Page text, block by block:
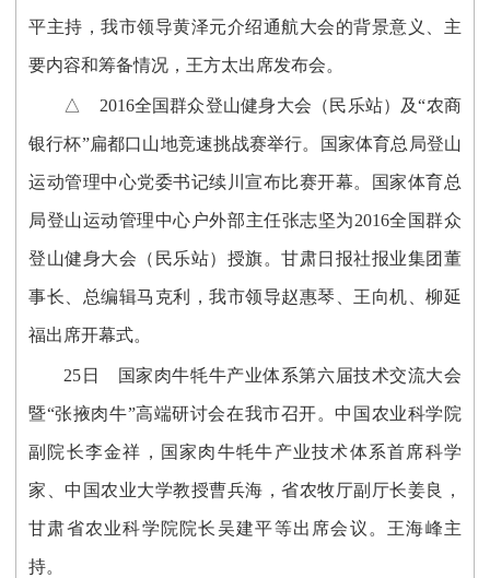
平主持，我市领导黄泽元介绍通航大会的背景意义、主
要内容和筹备情况，王方太出席发布会。
△ 2016全国群众登山健身大会（民乐站）及“农商
银行杯”扁都口山地竞速挑战赛举行。国家体育总局登山
运动管理中心党委书记续川宣布比赛开幕。国家体育总
局登山运动管理中心户外部主任张志坚为2016全国群众
登山健身大会（民乐站）授旗。甘肃日报社报业集团董
事长、总编辑马克利，我市领导赵惠琴、王向机、柳延
福出席开幕式。
25日 国家肉牛牦牛产业体系第六届技术交流大会
暨“张掖肉牛”高端研讨会在我市召开。中国农业科学院
副院长李金祥，国家肉牛牦牛产业技术体系首席科学
家、中国农业大学教授曹兵海，省农牧厅副厅长姜良，
甘肃省农业科学院院长吴建平等出席会议。王海峰主
持。